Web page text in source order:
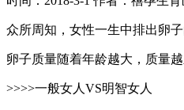
众所周知，女性一生中排出卵
卵子质量随着年龄越大，质量
>>>>一般女人VS明智女人